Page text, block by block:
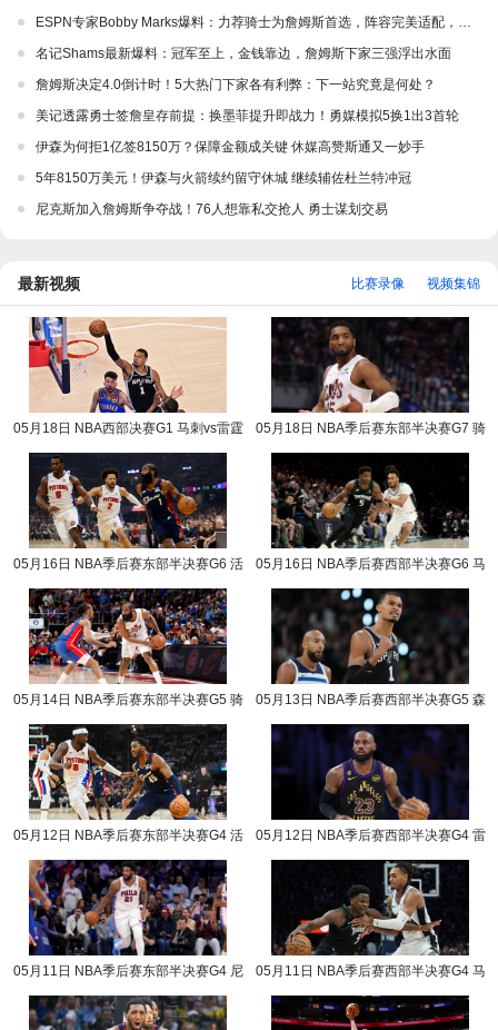
ESPN专家Bobby Marks爆料：力荐骑士为詹姆斯首选，阵容完美适配，家乡情怀加分
名记Shams最新爆料：冠军至上，金钱靠边，詹姆斯下家三强浮出水面
詹姆斯决定4.0倒计时！5大热门下家各有利弊：下一站究竟是何处？
美记透露勇士签詹皇存前提：换墨菲提升即战力！勇媒模拟5换1出3首轮
伊森为何拒1亿签8150万？保障金额成关键 休媒高赞斯通又一妙手
5年8150万美元！伊森与火箭续约留守休城 继续辅佐杜兰特冲冠
尼克斯加入詹姆斯争夺战！76人想靠私交抢人 勇士谋划交易
最新视频 视频集锦
比赛录像
05月18日 NBA西部决赛G1 马刺vs雷霆
05月18日 NBA季后赛东部半决赛G7 骑
05月16日 NBA季后赛东部半决赛G6 活
05月16日 NBA季后赛西部半决赛G6 马
05月14日 NBA季后赛东部半决赛G5 骑
05月13日 NBA季后赛西部半决赛G5 森
05月12日 NBA季后赛东部半决赛G4 活
05月12日 NBA季后赛西部半决赛G4 雷
05月11日 NBA季后赛东部半决赛G4 尼
05月11日 NBA季后赛西部半决赛G4 马